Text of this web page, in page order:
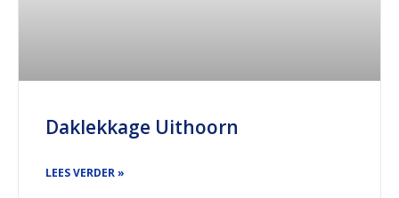
Daklekkage Uithoorn
LEES VERDER »